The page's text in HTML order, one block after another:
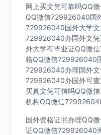
网上买文凭可靠吗QQ
QQ微信729926040国
729926040国外大学
729926040办国外文
外大学有毕业证QQ微
格QQ微信729926040
729926040办理国外
729926040办国外可
买真文凭可信吗QQ微
机构QQ微信
国外资格证书办理QQ
证QQ微信729926040